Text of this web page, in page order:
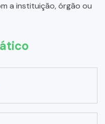
a instituição, órgão ou